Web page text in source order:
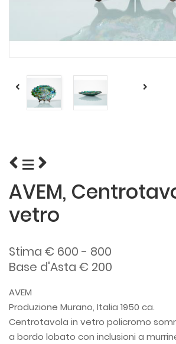
AVEM,
vetro
Stima € 600 - 800
Base d'Asta € 200
AVEM
Produzione Murano, Italia 1950 ca.
Centrotavola in vetro policromo
a bordo lobato con inclusioni a